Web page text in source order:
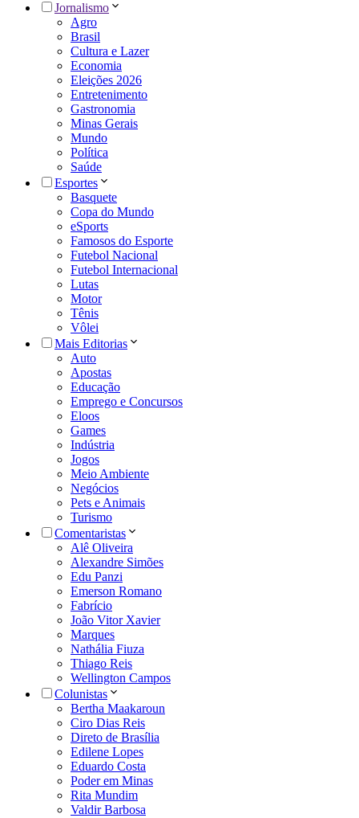
Jornalismo
Agro
Brasil
Cultura e Lazer
Economia
Eleições 2026
Entretenimento
Gastronomia
Minas Gerais
Mundo
Política
Saúde
Esportes
Basquete
Copa do Mundo
eSports
Famosos do Esporte
Futebol Nacional
Futebol Internacional
Lutas
Motor
Tênis
Vôlei
Mais Editorias
Auto
Apostas
Educação
Emprego e Concursos
Eloos
Games
Indústria
Jogos
Meio Ambiente
Negócios
Pets e Animais
Turismo
Comentaristas
Alê Oliveira
Alexandre Simões
Edu Panzi
Emerson Romano
Fabrício
João Vitor Xavier
Marques
Nathália Fiuza
Thiago Reis
Wellington Campos
Colunistas
Bertha Maakaroun
Ciro Dias Reis
Direto de Brasília
Edilene Lopes
Eduardo Costa
Poder em Minas
Rita Mundim
Valdir Barbosa